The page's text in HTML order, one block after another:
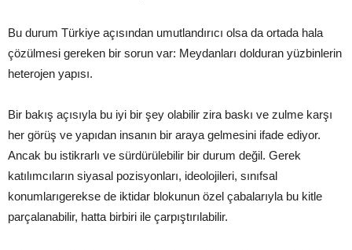
Bu durum Türkiye açısından umutlandırıcı olsa da ortada hala
çözülmesi gereken bir sorun var: Meydanları dolduran yüzbinlerin
heterojen yapısı.
Bir bakış açısıyla bu iyi bir şey olabilir zira baskı ve zulme karşı
her görüş ve yapıdan insanın bir araya gelmesini ifade ediyor.
Ancak bu istikrarlı ve sürdürülebilir bir durum değil. Gerek
katılımcıların siyasal pozisyonları, ideolojileri, sınıfsal
konumlarıgerekse de iktidar blokunun özel çabalarıyla bu kitle
parçalanabilir, hatta birbiri ile çarpıştırılabilir.